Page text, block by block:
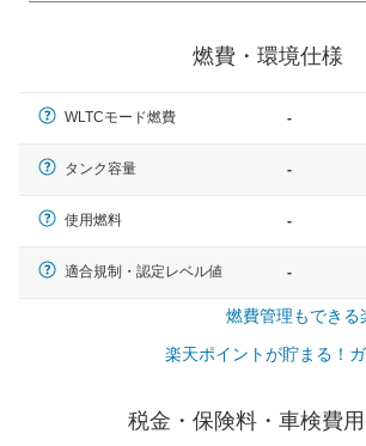
× 長さ 5,000mm 車路幅 5,000mmという
燃費・環境仕様
WLTCモード燃費 -
タンク容量 -
使用燃料 -
適合規制・認定レベル値 -
燃費管理もでき
楽天ポイントが貯まる！
税金・保険料・車検費